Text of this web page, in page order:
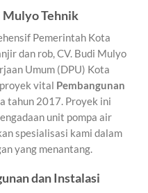
Mulyo Tehnik
Pemerintah Kota
dan rob, CV. Budi Mulyo
Umum (DPU) Kota
vital Pembangunan
tahun 2017. Proyek ini
unit pompa air
spesialisasi kami dalam
yang menantang.
dan Instalasi